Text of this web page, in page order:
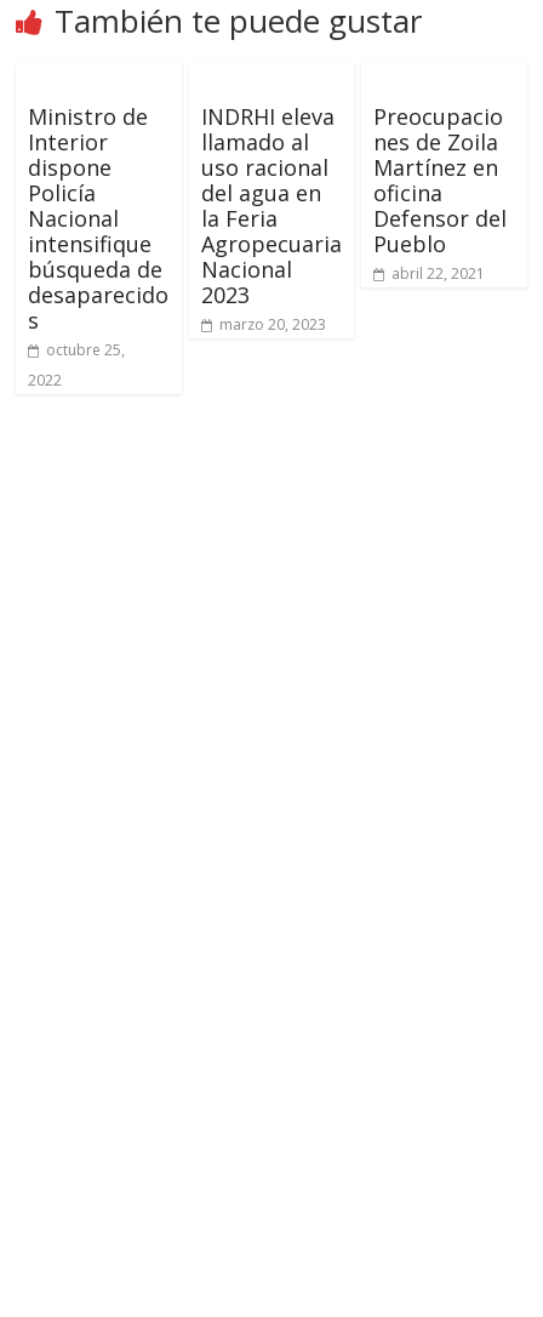
También te puede gustar
Ministro de
Interior
dispone
Policía
Nacional
intensifique
búsqueda de
desaparecido
s
octubre 25,
2022
INDRHI eleva
llamado al
uso racional
del agua en
la Feria
Agropecuaria
Nacional
2023
marzo 20, 2023
Preocupacio
nes de Zoila
Martínez en
oficina
Defensor del
Pueblo
abril 22, 2021